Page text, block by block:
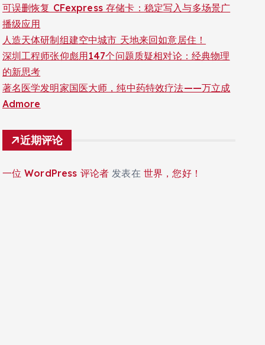
可误删恢复 CFexpress 存储卡：稳定写入与多场景广
播级应用
人造天体研制组建空中城市 天地来回如意居住！
深圳工程师张仰彪用147个问题质疑相对论：经典物理
的新思考
著名医学发明家国医大师，纯中药特效疗法——万立成
Admore
近期评论
一位 WordPress 评论者 发表在 世界，您好！